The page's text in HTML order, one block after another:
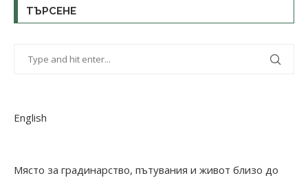
ТЪРСЕНЕ
English
Място за градинарство, пътувания и живот близо до